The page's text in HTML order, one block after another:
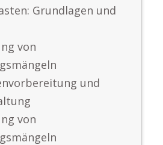
Grundlagen und
von
und
von